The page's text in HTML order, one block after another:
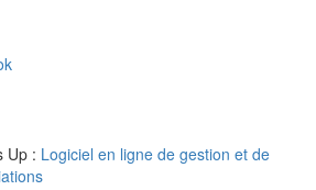
Up : Logiciel en ligne de gestion et de